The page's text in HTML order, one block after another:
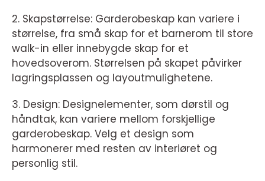
2. Skapstørrelse: Garderobeskap kan variere i
størrelse, fra små skap for et barnerom til store
walk-in eller innebygde skap for et
hovedsoverom. Størrelsen på skapet påvirker
lagringsplassen og layoutmulighetene.
3. Design: Designelementer, som dørstil og
håndtak, kan variere mellom forskjellige
garderobeskap. Velg et design som
harmonerer med resten av interiøret og
personlig stil.